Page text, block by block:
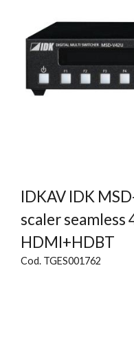
IDKAV IDK
scaler seamless
HDMI+HDBT
Cod. TGES001762